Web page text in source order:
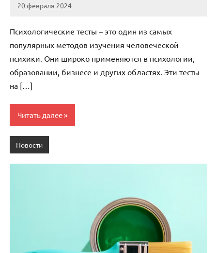
20 февраля 2024
Avtor
Нет
Психологические тесты – это один из самых
популярных методов изучения человеческой
психики. Они широко применяются в психологии,
образовании, бизнесе и других областях. Эти тесты
на […]
Читать далее
Новости